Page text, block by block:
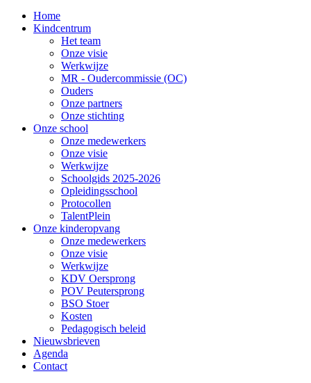
Home
Kindcentrum
Het team
Onze visie
Werkwijze
MR - Oudercommissie (OC)
Ouders
Onze partners
Onze stichting
Onze school
Onze medewerkers
Onze visie
Werkwijze
Schoolgids 2025-2026
Opleidingsschool
Protocollen
TalentPlein
Onze kinderopvang
Onze medewerkers
Onze visie
Werkwijze
KDV Oersprong
POV Peutersprong
BSO Stoer
Kosten
Pedagogisch beleid
Nieuwsbrieven
Agenda
Contact